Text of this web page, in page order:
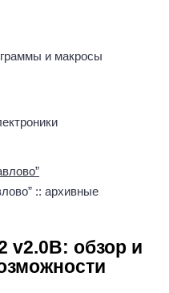
и макросы
:: архивные
v2.0B: обзор и